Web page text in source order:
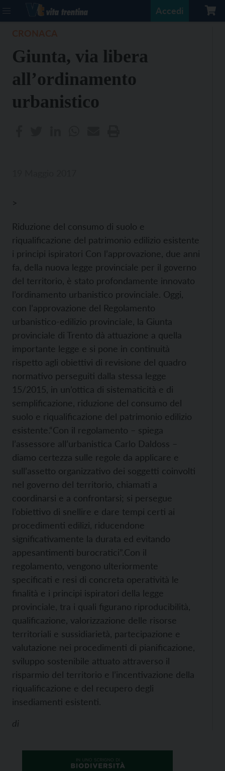
Accedi
Giunta, via libera
all’ordinamento
urbanistico
>
Riduzione del consumo di suolo e
riqualificazione del patrimonio edilizio esistente
i principi ispiratori Con l’approvazione, due anni
fa, della nuova legge provinciale per il governo
del territorio, è stato profondamente innovato
l’ordinamento urbanistico provinciale. Oggi,
con l’approvazione del Regolamento
urbanistico-edilizio provinciale, la Giunta
provinciale di Trento dà attuazione a quella
importante legge e si pone in continuità
rispetto agli obiettivi di revisione del quadro
normativo perseguiti dalla stessa legge
15/2015, in un’ottica di sistematicità e di
semplificazione, riduzione del consumo del
suolo e riqualificazione del patrimonio edilizio
esistente.“Con il regolamento – spiega
l’assessore all’urbanistica Carlo Daldoss –
diamo certezza sulle regole da applicare e
sull’assetto organizzativo dei soggetti coinvolti
nel governo del territorio, chiamati a
coordinarsi e a confrontarsi; si persegue
l’obiettivo di snellire e dare tempi certi ai
procedimenti edilizi, riducendone
significativamente la durata ed evitando
appesantimenti burocratici”.Con il
regolamento, vengono ulteriormente
specificati e resi di concreta operatività le
finalità e i principi ispiratori della legge
provinciale, tra i quali figurano riproducibilità,
qualificazione, valorizzazione delle risorse
territoriali e sussidiarietà, partecipazione e
valutazione nei procedimenti di pianificazione,
sviluppo sostenibile attuato attraverso il
risparmio del territorio e l’incentivazione della
riqualificazione e del recupero degli
insediamenti esistenti.
di